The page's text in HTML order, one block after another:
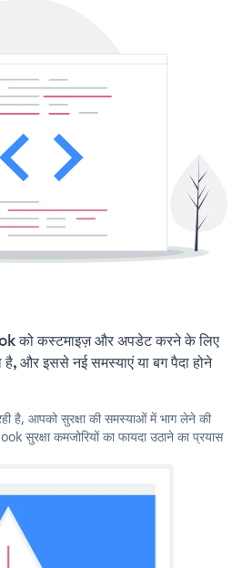
को कस्टमाइज़ और अपडेट करने के लिए
और इससे नई समस्याएं या बग पैदा होने
है, आपको सुरक्षा की समस्याओं में भाग लेने की
सुरक्षा कमजोरियों का फायदा उठाने का प्रयास